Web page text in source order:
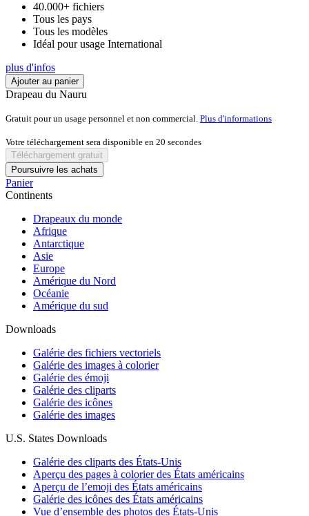
€200,00.€39,99.
40.000+ fichiers
Tous les pays
Tous les modèles
Idéal pour usage International
plus d'infos
Ajouter au panier
Drapeau du Nauru
Gratuit pour un usage personnel et non commercial. Plus d'informations
Votre téléchargement sera disponible en 20 secondes
Téléchargement gratuit
Poursuivre les achats
Panier
Continents
Drapeaux du monde
Afrique
Antarctique
Asie
Europe
Amérique du Nord
Océanie
Amérique du sud
Downloads
Galérie des fichiers vectoriels
Galérie des images à colorier
Galérie des émoji
Galérie des cliparts
Galérie des icônes
Galérie des images
U.S. States Downloads
Galérie des cliparts des États-Unis
Aperçu des pages à colorier des États américains
Aperçu de l’emoji des États américains
Galérie des icônes des États américains
Vue d’ensemble des photos des États-Unis